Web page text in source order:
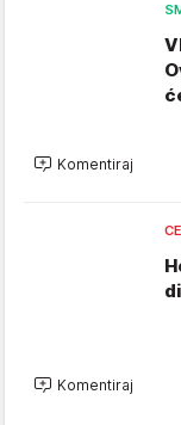
Komentiraj
Komentiraj